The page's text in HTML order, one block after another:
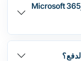
ما الفرق بين Microsoft 365 Family وMicrosoft 365